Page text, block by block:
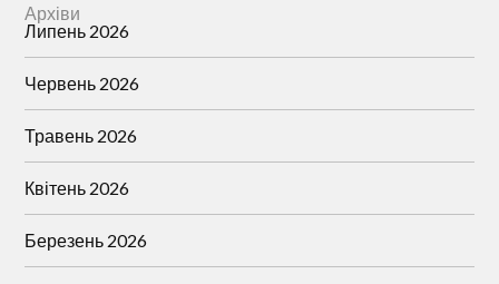
Архіви
Липень 2026
Червень 2026
Травень 2026
Квітень 2026
Березень 2026